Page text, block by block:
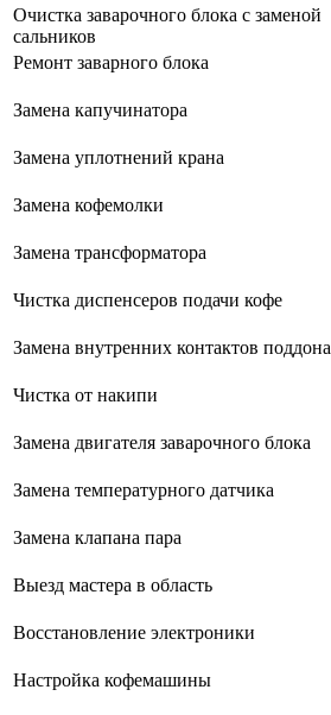
Очистка заварочного блока с заменой
сальников
Ремонт заварного блока
Замена капучинатора
Замена уплотнений крана
Замена кофемолки
Замена трансформатора
Чистка диспенсеров подачи кофе
Замена внутренних контактов поддона
Чистка от накипи
Замена двигателя заварочного блока
Замена температурного датчика
Замена клапана пара
Выезд мастера в область
Восстановление электроники
Настройка кофемашины